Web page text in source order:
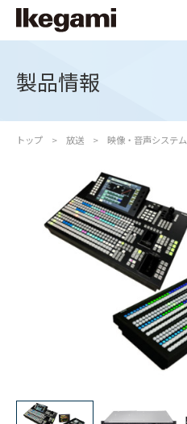
製品情報
トップ 放送 映像・音声システム